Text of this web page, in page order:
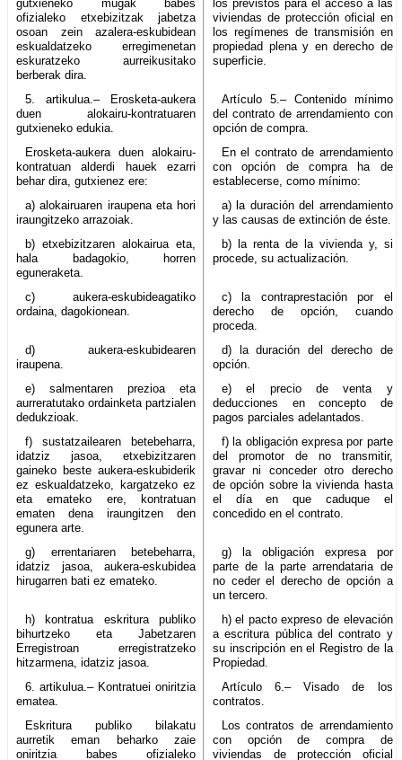
gutxieneko mugak babes
ofizialeko etxebizitzak jabetza
osoan zein azalera-eskubidean
eskualdatzeko erregimenetan
eskuratzeko aurreikusitako
berberak dira.
los previstos para el acceso a las
viviendas de protección oficial en
los regímenes de transmisión en
propiedad plena y en derecho de
superficie.
5. artikulua.– Erosketa-aukera
duen alokairu-kontratuaren
gutxieneko edukia.
Artículo 5.– Contenido mínimo
del contrato de arrendamiento con
opción de compra.
Erosketa-aukera duen alokairu-
kontratuan alderdi hauek ezarri
behar dira, gutxienez ere:
En el contrato de arrendamiento
con opción de compra ha de
establecerse, como mínimo:
a) alokairuaren iraupena eta hori
iraungitzeko arrazoiak.
a) la duración del arrendamiento
y las causas de extinción de éste.
b) etxebizitzaren alokairua eta,
hala badagokio, horren
eguneraketa.
b) la renta de la vivienda y, si
procede, su actualización.
c) aukera-eskubideagatiko
ordaina, dagokionean.
c) la contraprestación por el
derecho de opción, cuando
proceda.
d) aukera-eskubidearen
iraupena.
d) la duración del derecho de
opción.
e) salmentaren prezioa eta
aurreratutako ordainketa partzialen
dedukzioak.
e) el precio de venta y
deducciones en concepto de
pagos parciales adelantados.
f) sustatzailearen betebeharra,
idatziz jasoa, etxebizitzaren
gaineko beste aukera-eskubiderik
ez eskualdatzeko, kargatzeko ez
eta emateko ere, kontratuan
ematen dena iraungitzen den
egunera arte.
f) la obligación expresa por parte
del promotor de no transmitir,
gravar ni conceder otro derecho
de opción sobre la vivienda hasta
el día en que caduque el
concedido en el contrato.
g) errentariaren betebeharra,
idatziz jasoa, aukera-eskubidea
hirugarren bati ez emateko.
g) la obligación expresa por
parte de la parte arrendataria de
no ceder el derecho de opción a
un tercero.
h) kontratua eskritura publiko
bihurtzeko eta Jabetzaren
Erregistroan erregistratzeko
hitzarmena, idatziz jasoa.
h) el pacto expreso de elevación
a escritura pública del contrato y
su inscripción en el Registro de la
Propiedad.
6. artikulua.– Kontratuei oniritzia
ematea.
Artículo 6.– Visado de los
contratos.
Eskritura publiko bilakatu
aurretik eman beharko zaie
oniritzia babes ofizialeko
Los contratos de arrendamiento
con opción de compra de
viviendas de protección oficial